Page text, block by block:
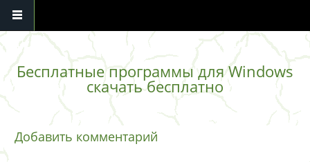
Перейти к основному содержанию
Бесплатные программы для Windows
скачать бесплатно
Добавить комментарий